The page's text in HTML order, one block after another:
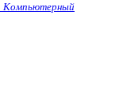
Компьютерный